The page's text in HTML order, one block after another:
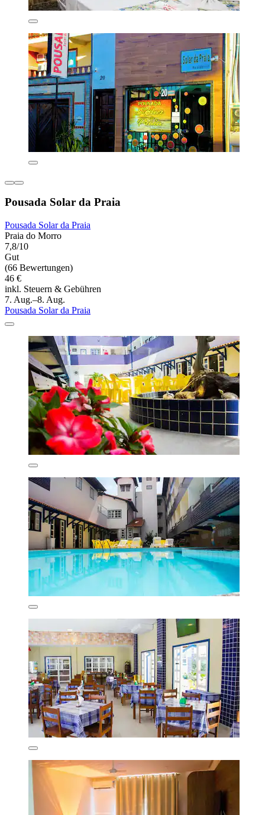
Pousada Solar da Praia
Pousada Solar da Praia
Praia do Morro
7,8/10
Gut
(66 Bewertungen)
46 €
inkl. Steuern & Gebühren
7. Aug.–8. Aug.
Pousada Solar da Praia